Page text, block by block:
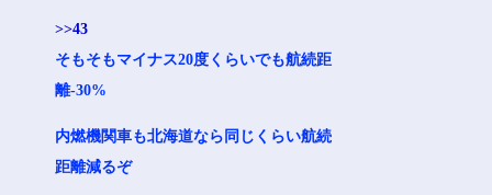
>>43
そもそもマイナス20度くらいでも航続距
離-30%
内燃機関車も北海道なら同じくらい航続
距離減るぞ